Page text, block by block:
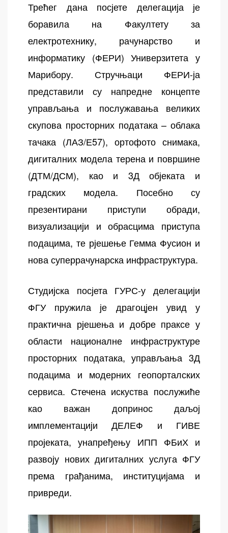
Трећег дана посјете делегација је
боравила на Факултету за
електротехнику, рачунарство и
информатику (ФЕРИ) Универзитета у
Марибору. Стручњаци ФЕРИ-ја
представили су напредне концепте
управљања и послужавања великих
скупова просторних података – облака
тачака (ЛАЗ/Е57), ортофото снимака,
дигиталних модела терена и површине
(ДТМ/ДСМ), као и 3Д објеката и
градских модела. Посебно су
презентирани приступи обради,
визуализацији и обрасцима приступа
подацима, те рјешење Гемма Фусион и
нова суперрачунарска инфраструктура.
Студијска посјета ГУРС-у делегацији
ФГУ пружила је драгоцјен увид у
практична рјешења и добре праксе у
области националне инфраструктуре
просторних података, управљања 3Д
подацима и модерних геопорталских
сервиса. Стечена искуства послужиће
као важан допринос даљој
имплементацији ДЕЛЕФ и ГИВЕ
пројеката, унапређењу ИПП ФБиХ и
развоју нових дигиталних услуга ФГУ
према грађанима, институцијама и
привреди.